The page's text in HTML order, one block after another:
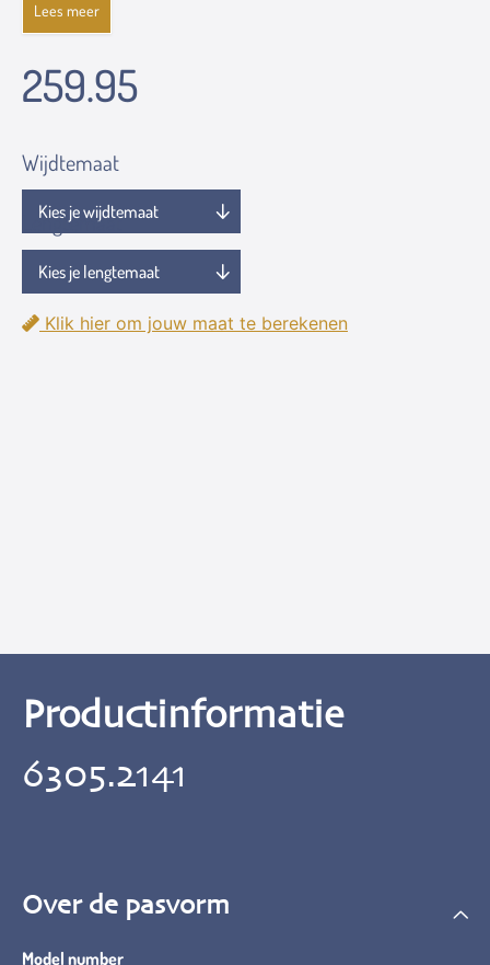
Lees meer
259.95
Wijdtemaat
Lengtemaat
Klik hier om jouw maat te berekenen
Productinformatie
6305.2141
Over de pasvorm
Model number